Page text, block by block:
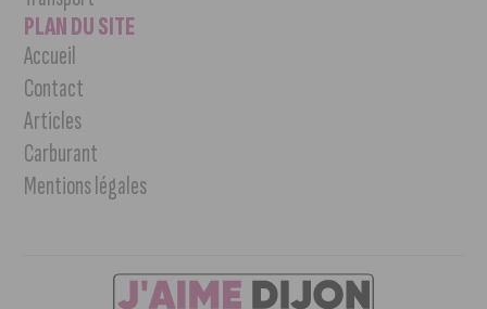
PLAN DU SITE
Accueil
Contact
Articles
Carburant
Mentions légales